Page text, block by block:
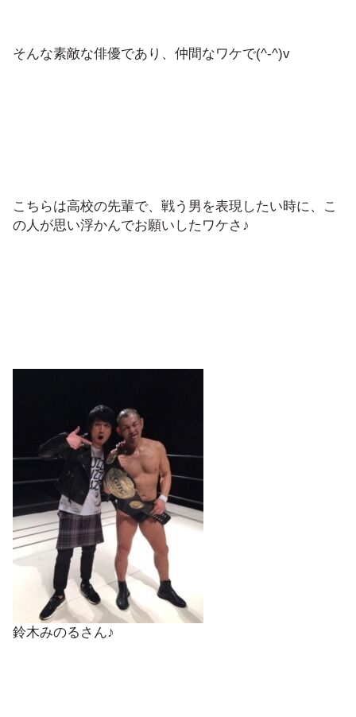
そんな素敵な俳優であり、仲間なワケで(^-^)v
こちらは高校の先輩で、戦う男を表現したい時に、こ
の人が思い浮かんでお願いしたワケさ♪
鈴木みのるさん♪